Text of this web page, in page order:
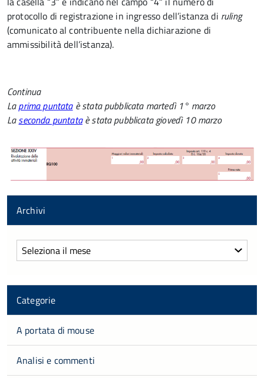
protocollo di registrazione in ingresso dell’istanza di ruling
(comunicato al contribuente nella dichiarazione di
ammissibilità dell’istanza).
Continua
Laprima puntataè stata pubblicata martedì 1° marzo
Laseconda puntataè stata pubblicata giovedì 10 marzo
Archivi
Archivi
Categorie
A portata di mouse
Analisi e commenti